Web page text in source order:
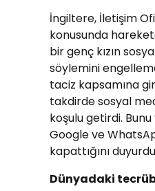
İngiltere, İletişim
konusunda
bir genç kızın
söylemini
taciz kapsamına
takdirde sosyal
koşulu getirdi.
Google ve
kapattığını
Dünyadaki